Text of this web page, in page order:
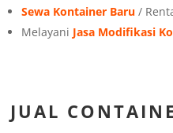
Sewa Kontainer Baru /
Melayani Jasa Modifikasi
JUAL